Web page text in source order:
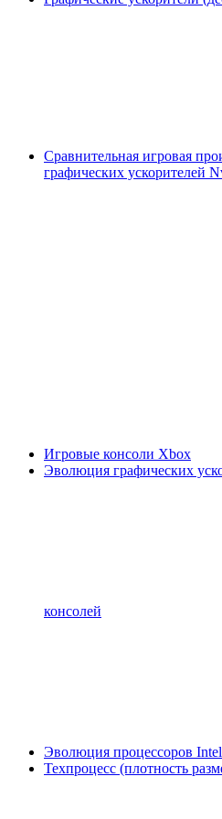
Сравнительная игровая
графических ускорителей
Игровые консоли Xbox
Эволюция графических
консолей
Эволюция процессоров Intel
Техпроцесс (плотность